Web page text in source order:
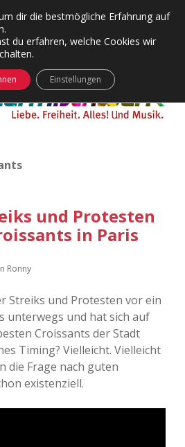
Kategorien
Menü
Chilling
Die Wende
Disco
Nur mal so
Sinnwahn
Visuelles
Disco
Dates
Contact
Menü
öffnen
2010
2011
2012
2013
2014
rss soundcloud
vimeoBluesky
öffnen
und Protesten
in Paris
Ronny
Streiks und Protesten vor ein
unterwegs und hat sich auf
Croissants der Stadt
Timing? Vielleicht. Vielleicht
die Frage nach guten
existenziell.
dir die bestmögliche Erfahrung auf
du erfahren, welche Cookies wir
Einstellungen